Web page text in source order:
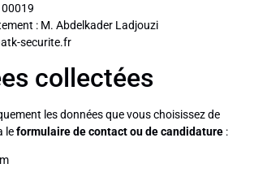
00019
: M. Abdelkader Ladjouzi
securite.fr
collectées
les données que vous choisissez de
leformulaire de contact ou de candidature :